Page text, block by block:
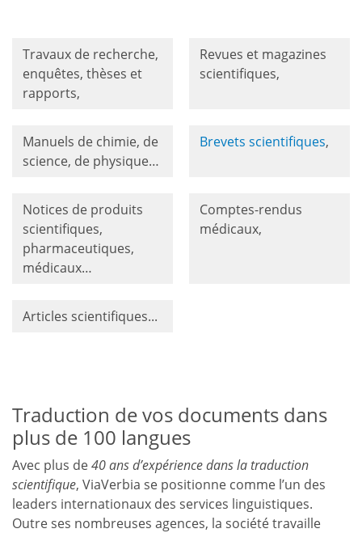
Travaux de recherche,
enquêtes, thèses et
rapports,
Revues et magazines
scientifiques,
Manuels de chimie, de
science, de physique…
Brevets scientifiques,
Notices de produits
scientifiques,
pharmaceutiques,
médicaux…
Comptes-rendus
médicaux,
Articles scientifiques...
Traduction de vos documents dans
plus de 100 langues
Avec plus de40 ans d’expérience dans la traduction
scientifique, ViaVerbia se positionne comme l’un des
leaders internationaux des services linguistiques.
Outre ses nombreuses agences, la société travaille